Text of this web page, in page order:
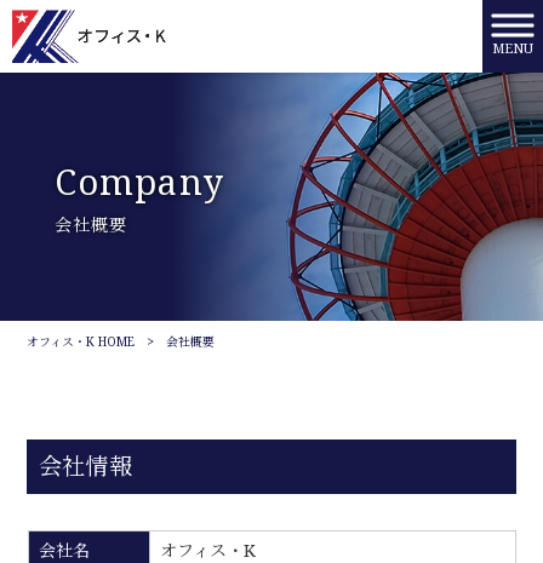
MENU
Company
会社概要
オフィス・K HOME > 会社概要
会社情報
会社名 オフィス・K